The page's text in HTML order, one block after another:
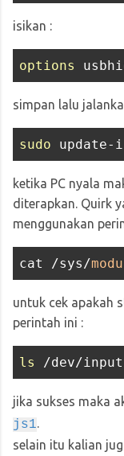
isikan :
options
simpan lalu
sudo
ketika PC nyala
diterapkan. Quirk
menggunakan
cat /sys/
untuk cek apakah
perintah ini :
ls
jika sukses maka
js1.
selain itu kalian